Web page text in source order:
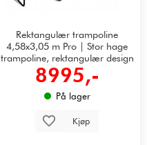
Rektangulær trampoline
4,58x3,05 m Pro | Stor hage
trampoline, rektangulær design
8995,-
På lager
Kjøp